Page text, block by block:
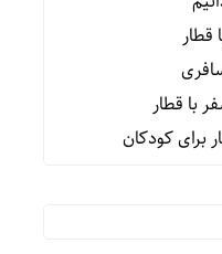
قطار
با قطار
برای کودکان